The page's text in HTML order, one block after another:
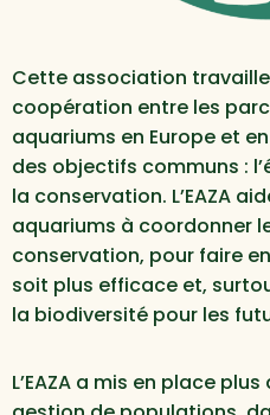
Cette association
coopération entre les
aquariums en Europe et
des objectifs communs :
la conservation. L’EAZA
aquariums à coordonner
conservation, pour faire
soit plus efficace et,
la biodiversité pour les
L’EAZA a mis en place